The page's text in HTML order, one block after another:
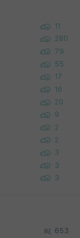
11
280
79
55
17
16
20
9
2
2
3
3
3
653